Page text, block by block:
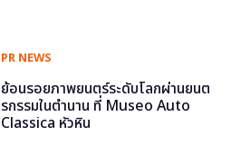
PR NEWS
ย้อนรอยภาพยนตร์ระดับโลกผ่านยนต
รกรรมในตำนาน ที่ Museo Auto
Classica หัวหิน